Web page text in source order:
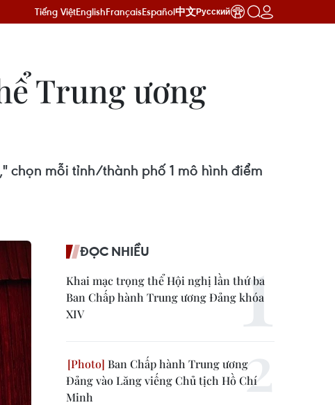
Tiếng ViệtEnglishFrançaisEspañol中文Русский
Trung ương
chọn mỗi tỉnh/thành phố 1 mô hình điểm
ĐỌC NHIỀU
Khai mạc trọng thể Hội nghị lần thứ ba
Ban Chấp hành Trung ương Đảng khóa
XIV
Ban Chấp hành Trung ương
Đảng vào Lăng viếng Chủ tịch Hồ Chí
Minh